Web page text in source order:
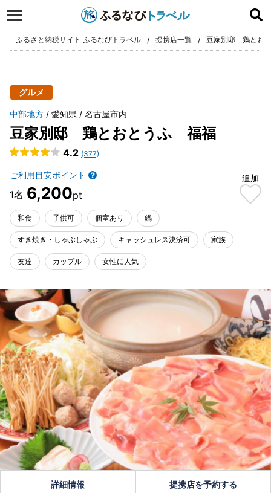
お気に入り
ふるさと納税サイト ふるなびトラベル 提携店一覧 豆家別邸 鶏とお
グルメ
中部地方 愛知県 名古屋市内
豆家別邸 鶏とおとうふ 福福
4.2 (377)
ご利用目安ポイント
6,200
追加
和食 子供可 個室あり 鍋
すき焼き・しゃぶしゃぶ キャッシュレス決済可 家族
友達 カップル 女性に人気
詳細情報 提携店を予約する